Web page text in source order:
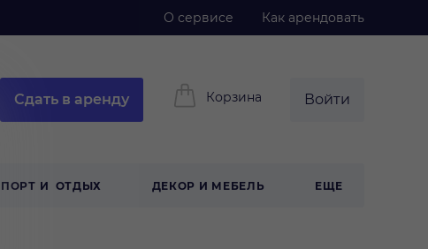
О сервисе Как арендовать
Сдать в аренду Корзина Войти
И ОТДЫХ ДЕКОР И МЕБЕЛЬ ЕЩЕ